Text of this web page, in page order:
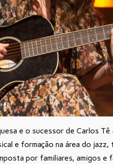
e o sucessor de Carlos
e formação na área do
por familiares, amigos e